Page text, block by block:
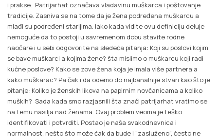
i prakse. Patrijarhat označava vladavinu muškarca i poštovanje
tradicije. Zasniva se na tome da je žena podređena muškarcu a
mlađi su podređeni starijima. Iako kada vidite ovu definiciju deluje
nemoguće da to postoji u savremenom dobu stavite rodne
naočare i u sebi odgovorite na sledeća pitanja: Koji su poslovi kojim
se bave muškarci a kojima žene? šta mislimo o muškarcu koji radi
kućne poslove? Kako se zove žena koja je imala više partnera a
kako muškarac? Pa čak i da odemo do najbanalnije stvari kao što je
pitanje: Koliko je ženskih likova na papirnim novčanicama a koliko
muških? Sada kada smo razjasnili šta znači patrijarhat vratimo se
na temu nasilja nad ženama. Ovaj problem veoma je teško
identifikovati i potvrditi. Postao je naša svakodnevnica i
normalnost, nešto što može čak da bude i “zasluženo”, često ne